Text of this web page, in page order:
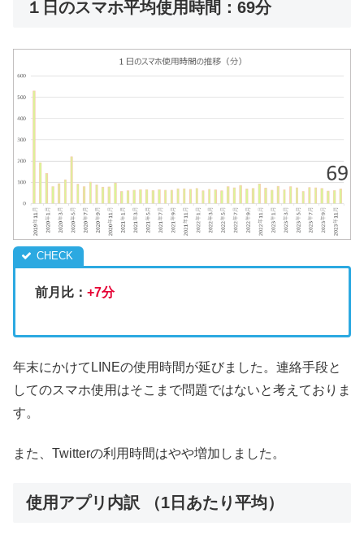
１日のスマホ平均使用時間：69分
前月比： +7分
年末にかけてLINEの使用時間が延びました。連絡手段と
してのスマホ使用はそこまで問題ではないと考えておりま
す。
また、Twitterの利用時間はやや増加しました。
使用アプリ内訳 （1日あたり平均）